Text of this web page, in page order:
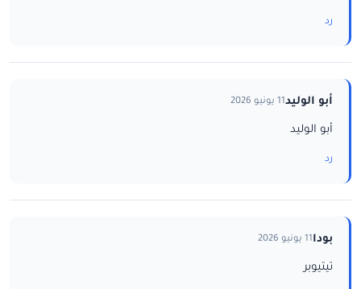
رد
أبو الوليد11 يونيو 2026
أبو الوليد
رد
بودا11 يونيو 2026
تيتيوبر